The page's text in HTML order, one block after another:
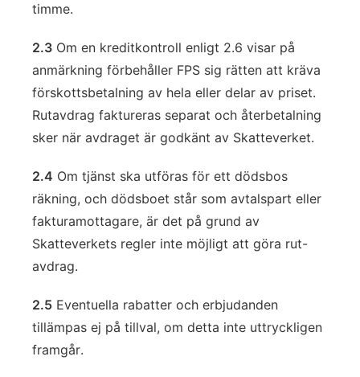
timme.
2.3 Om en kreditkontroll enligt 2.6 visar på
anmärkning förbehåller FPS sig rätten att kräva
förskottsbetalning av hela eller delar av priset.
Rutavdrag faktureras separat och återbetalning
sker när avdraget är godkänt av Skatteverket.
2.4 Om tjänst ska utföras för ett dödsbos
räkning, och dödsboet står som avtalspart eller
fakturamottagare, är det på grund av
Skatteverkets regler inte möjligt att göra rut-
avdrag.
2.5 Eventuella rabatter och erbjudanden
tillämpas ej på tillval, om detta inte uttryckligen
framgår.